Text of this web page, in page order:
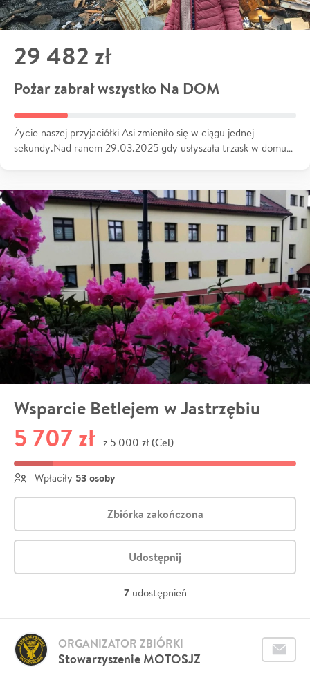
29 482 zł
Pożar zabrał wszystko Na DOM
Życie naszej przyjaciółki Asi zmieniło się w ciągu jednej
sekundy.Nad ranem 29.03.2025 gdy usłyszała trzask w domu…
Wsparcie Betlejem w Jastrzębiu
5 707 zł z 5 000 zł (Cel)
Wpłaciły 53 osoby
Zbiórka zakończona
Udostępnij
7 udostępnień
Stowarzyszenie MOTOSJZ
ORGANIZATOR ZBIÓRKI